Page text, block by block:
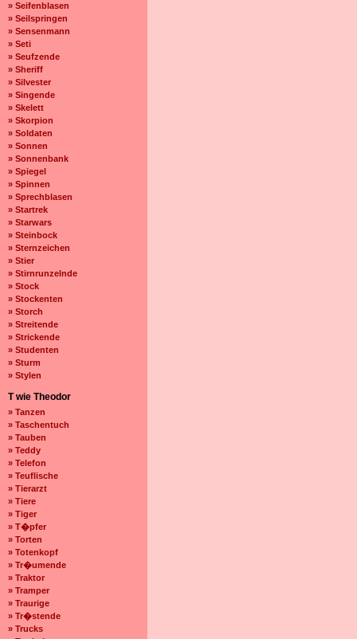
» Seifenblasen
» Seilspringen
» Sensenmann
» Seti
» Seufzende
» Sheriff
» Silvester
» Singende
» Skelett
» Skorpion
» Soldaten
» Sonnen
» Sonnenbank
» Spiegel
» Spinnen
» Sprechblasen
» Startrek
» Starwars
» Steinbock
» Sternzeichen
» Stier
» Stirnrunzelnde
» Stock
» Stockenten
» Storch
» Streitende
» Strickende
» Studenten
» Sturm
» Stylen
T wie Theodor
» Tanzen
» Taschentuch
» Tauben
» Teddy
» Telefon
» Teuflische
» Tierarzt
» Tiere
» Tiger
» T�pfer
» Torten
» Totenkopf
» Tr�umende
» Traktor
» Tramper
» Traurige
» Tr�stende
» Trucks